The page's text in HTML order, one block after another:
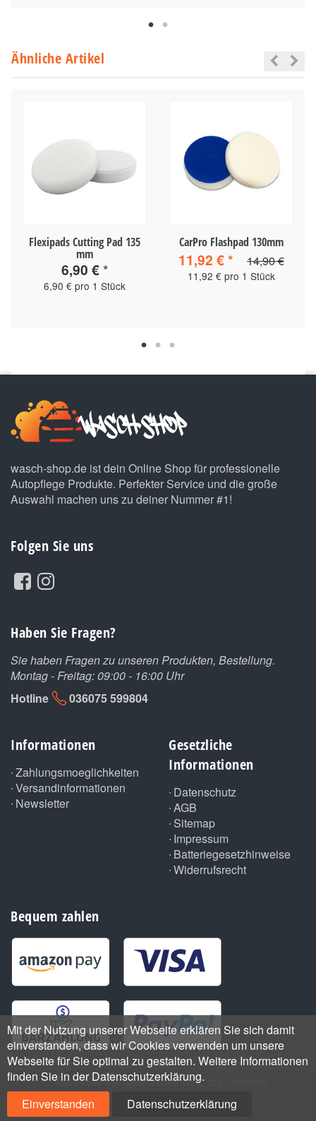
Ähnliche Artikel
Flexipads Cutting Pad 135
mm
6,90 €*
6,90 € pro 1 Stück
CarPro Flashpad 130mm
11,92 €* 14,90 €
11,92 € pro 1 Stück
wasch-shop.de ist dein Online Shop für professionelle
Autopflege Produkte. Perfekter Service und die große
Auswahl machen uns zu deiner Nummer #1!
Folgen Sie uns
Haben Sie Fragen?
Sie haben Fragen zu unseren Produkten, Bestellung.
Montag - Freitag: 09:00 - 16:00 Uhr
Hotline
036075 599804
Informationen
Zahlungsmoeglichkeiten
Versandinformationen
Newsletter
Gesetzliche
Informationen
Datenschutz
AGB
Sitemap
Impressum
Batteriegesetzhinweise
Widerrufsrecht
Bequem zahlen
•*Alle Preise inkl. gesetzlicher USt., zzgl.
Handmade with
by ThemeArt
Powered byJTL-Shop
Mit der Nutzung unserer Webseite erklären Sie sich damit
einverstanden, dass wir Cookies verwenden um unsere
Webseite für Sie optimal zu gestalten. Weitere Informationen
finden Sie in der Datenschutzerklärung.
Einverstanden
Datenschutzerklärung